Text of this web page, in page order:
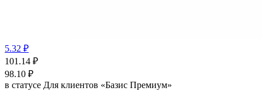
5.32 ₽
101.14 ₽
98.10 ₽
в статусе Для клиентов «Базис Премиум»